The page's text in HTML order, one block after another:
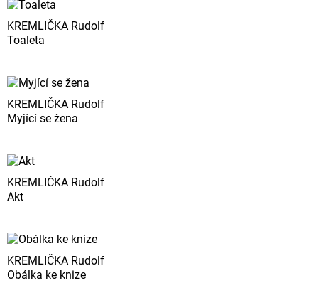
KREMLIČKA Rudolf
Toaleta
KREMLIČKA Rudolf
Myjící se žena
KREMLIČKA Rudolf
Akt
KREMLIČKA Rudolf
Obálka ke knize